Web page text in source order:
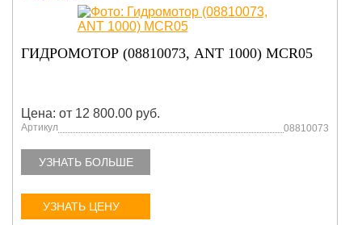
ГИДРОМОТОР (08810073, ANT 1000) MCR05
Цена: от 12 800.00 руб.
Артикул 08810073
УЗНАТЬ БОЛЬШЕ
УЗНАТЬ ЦЕНУ